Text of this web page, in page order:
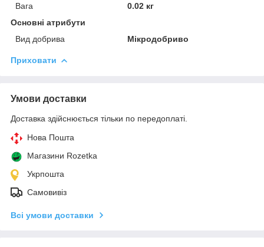
Вага
0.02 кг
Основні атрибути
Вид добрива
Мікродобриво
Приховати
Умови доставки
Доставка здійснюється тільки по передоплаті.
Нова Пошта
Магазини Rozetka
Укрпошта
Самовивіз
Всі умови доставки